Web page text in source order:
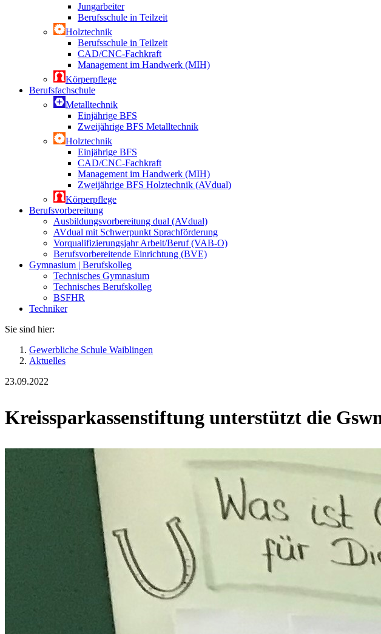
Jungarbeiter
Berufsschule in Teilzeit
Holztechnik
Berufsschule in Teilzeit
CAD/CNC-Fachkraft
Management im Handwerk (MIH)
Körperpflege
Berufsfachschule
Metalltechnik
Einjährige BFS
Zweijährige BFS Metalltechnik
Holztechnik
Einjährige BFS
CAD/CNC-Fachkraft
Management im Handwerk (MIH)
Zweijährige BFS Holztechnik (AVdual)
Körperpflege
Berufsvorbereitung
Ausbildungsvorbereitung dual (AVdual)
AVdual mit Schwerpunkt Sprachförderung
Vorqualifizierungsjahr Arbeit/Beruf (VAB-O)
Berufsvorbereitende Einrichtung (BVE)
Gymnasium | Berufskolleg
Technisches Gymnasium
Technisches Berufskolleg
BSFHR
Techniker
Sie sind hier:
Gewerbliche Schule Waiblingen
Aktuelles
23.09.2022
Kreissparkassenstiftung unterstützt die